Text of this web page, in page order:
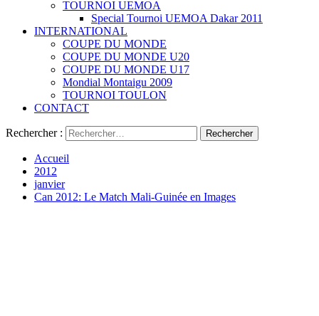
TOURNOI UEMOA
Special Tournoi UEMOA Dakar 2011
INTERNATIONAL
COUPE DU MONDE
COUPE DU MONDE U20
COUPE DU MONDE U17
Mondial Montaigu 2009
TOURNOI TOULON
CONTACT
Rechercher :
Accueil
2012
janvier
Can 2012: Le Match Mali-Guinée en Images